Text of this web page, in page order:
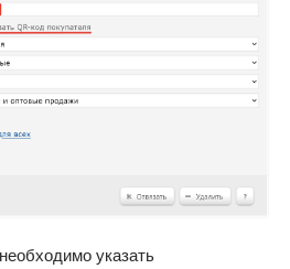
необходимо указать